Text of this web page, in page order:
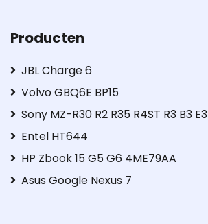
Producten
JBL Charge 6
Volvo GBQ6E BP15
Sony MZ-R30 R2 R35 R4ST R3 B3 E3
Entel HT644
HP Zbook 15 G5 G6 4ME79AA
Asus Google Nexus 7